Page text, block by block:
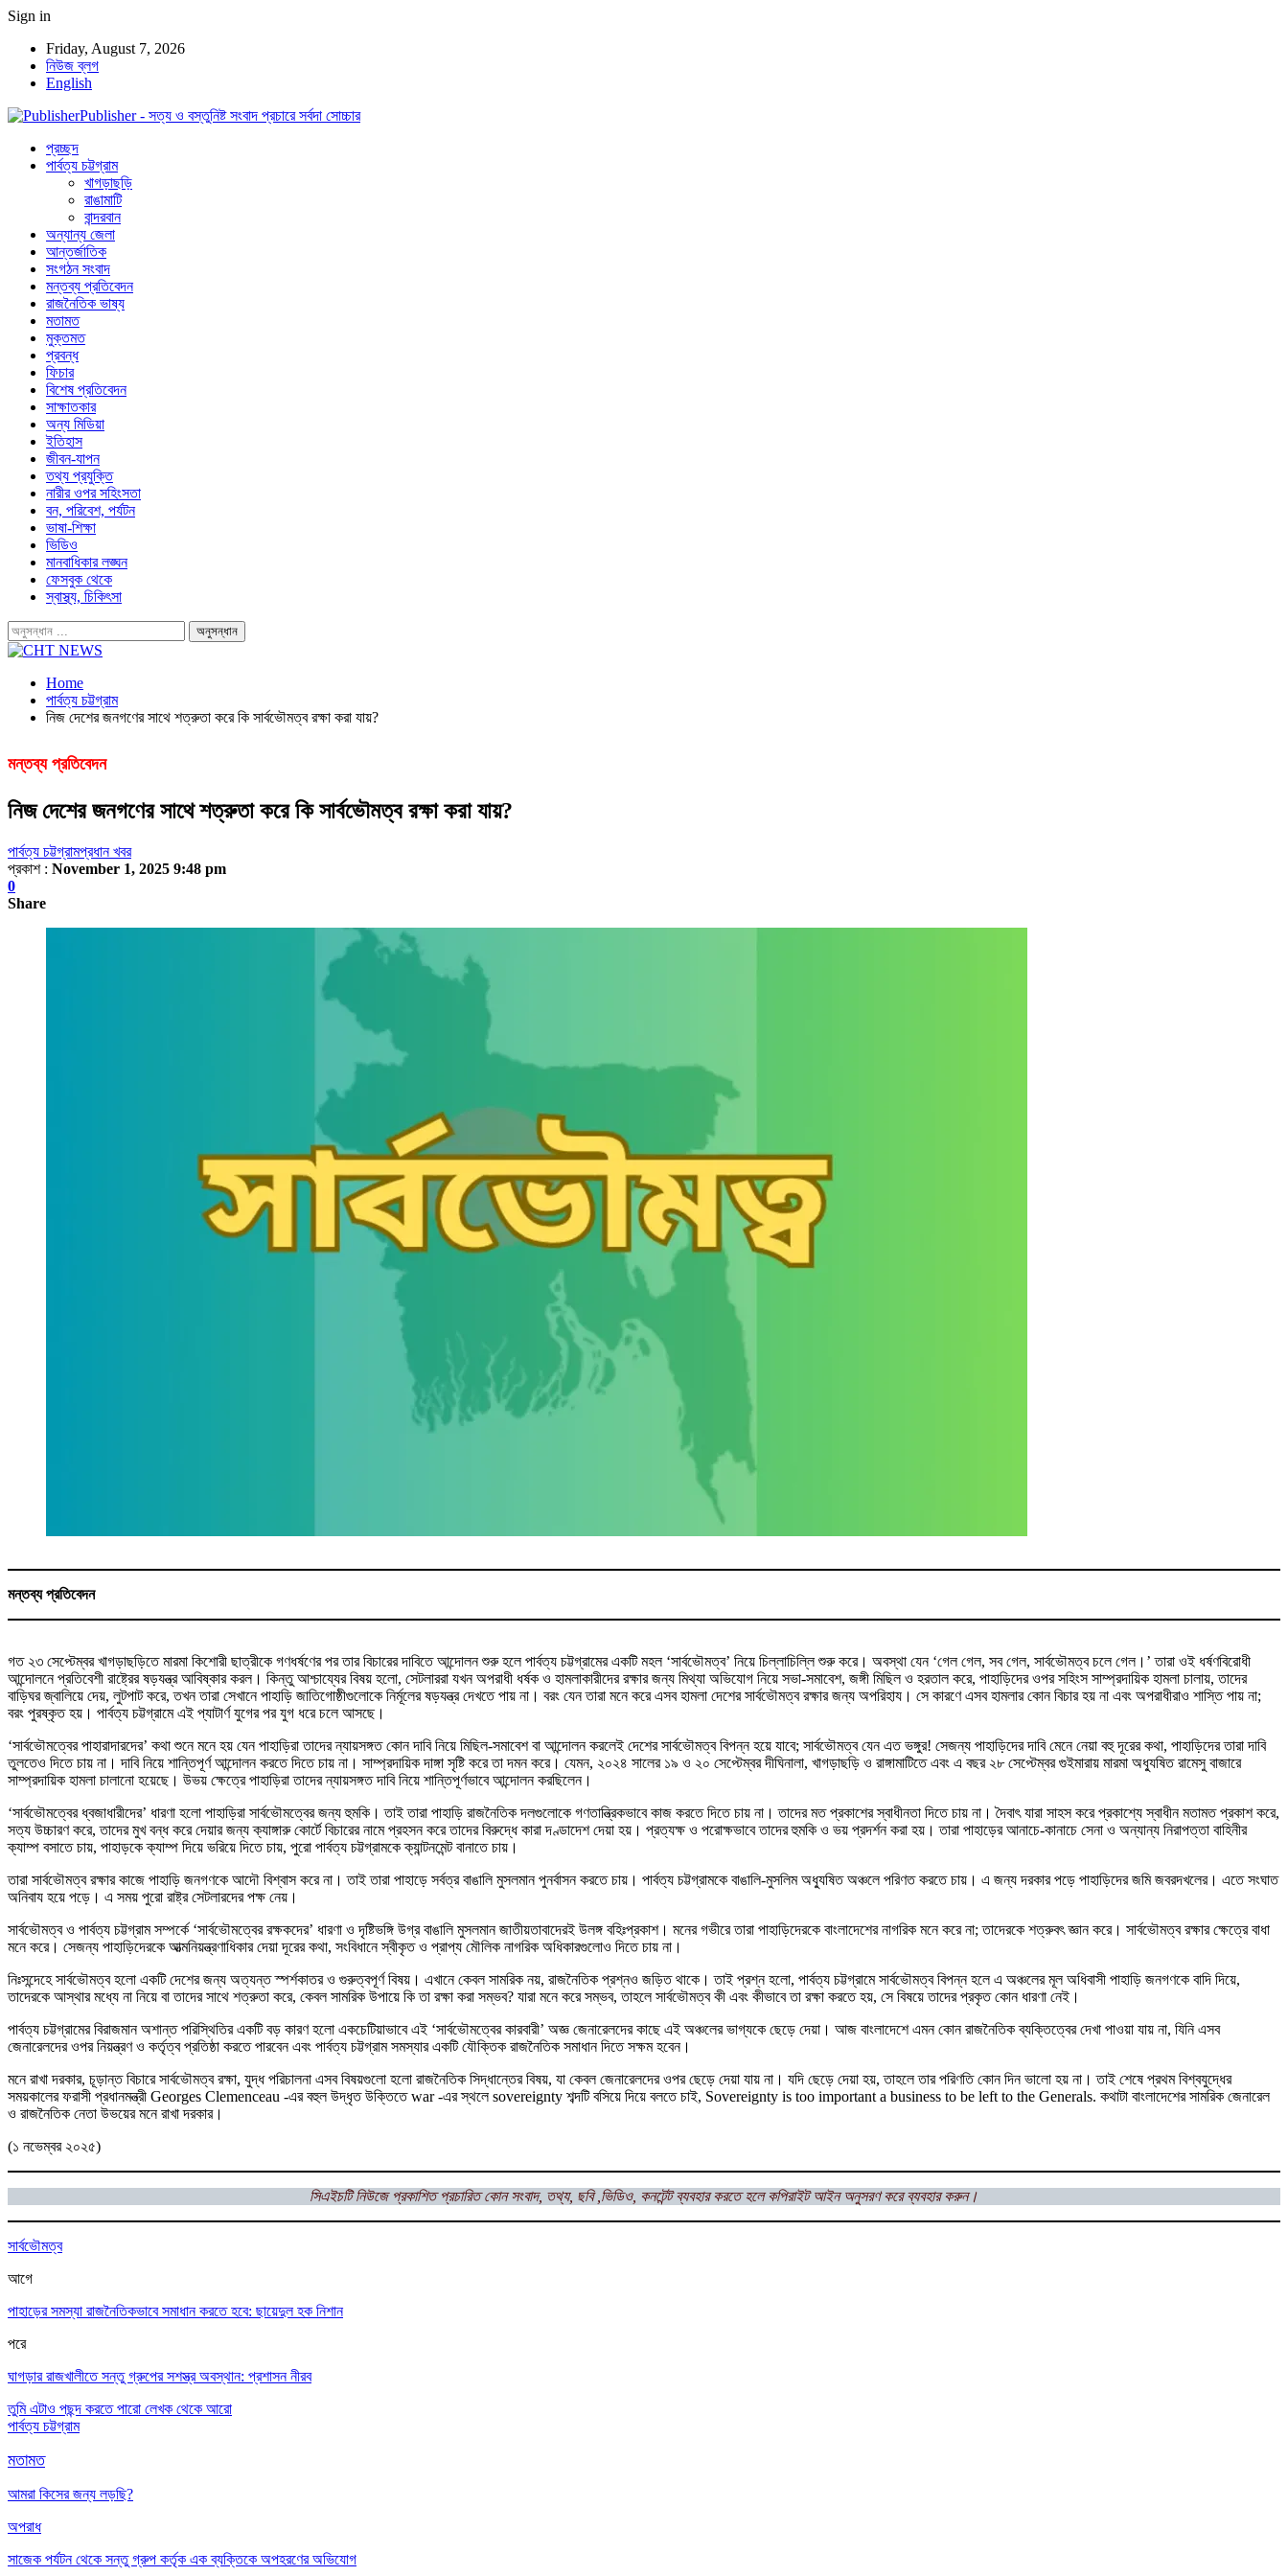
Sign in
Friday, August 7, 2026
নিউজ ব্লগ
English
Publisher - সত্য ও বস্তুনিষ্ট সংবাদ প্রচারে সর্বদা সোচ্চার
প্রচ্ছদ
পার্বত্য চট্টগ্রাম
খাগড়াছড়ি
রাঙামাটি
বান্দরবান
অন্যান্য জেলা
আন্তর্জাতিক
সংগঠন সংবাদ
মন্তব্য প্রতিবেদন
রাজনৈতিক ভাষ্য
মতামত
মুক্তমত
প্রবন্ধ
ফিচার
বিশেষ প্রতিবেদন
সাক্ষাতকার
অন্য মিডিয়া
ইতিহাস
জীবন-যাপন
তথ্য প্রযুক্তি
নারীর ওপর সহিংসতা
বন, পরিবেশ, পর্যটন
ভাষা-শিক্ষা
ভিডিও
মানবাধিকার লঙ্ঘন
ফেসবুক থেকে
স্বাস্থ্য, চিকিৎসা
Home
পার্বত্য চট্টগ্রাম
নিজ দেশের জনগণের সাথে শত্রুতা করে কি সার্বভৌমত্ব রক্ষা করা যায়?
মন্তব্য প্রতিবেদন
নিজ দেশের জনগণের সাথে শত্রুতা করে কি সার্বভৌমত্ব রক্ষা করা যায়?
পার্বত্য চট্টগ্রামপ্রধান খবর
প্রকাশ : November 1, 2025 9:48 pm
0
Share
মন্তব্য প্রতিবেদন
গত ২৩ সেপ্টেম্বর খাগড়াছড়িতে মারমা কিশোরী ছাত্রীকে গণধর্ষণের পর তার বিচারের দাবিতে আন্দোলন শুরু হলে পার্বত্য চট্টগ্রামের একটি মহল ‘সার্বভৌমত্ব’ নিয়ে চিল্লাচিল্লি শুরু করে। অবস্থা যেন ‘গেল গেল, সব গেল, সার্বভৌমত্ব চলে গেল।’ তারা ওই ধর্ষণবিরোধী
আন্দোলনে প্রতিবেশী রাষ্ট্রের ষড়যন্ত্র আবিষ্কার করল। কিন্তু আশ্চায্যের বিষয় হলো, সেটলাররা যখন অপরাধী ধর্ষক ও হামলাকারীদের রক্ষার জন্য মিথ্যা অভিযোগ নিয়ে সভা-সমাবেশ, জঙ্গী মিছিল ও হরতাল করে, পাহাড়িদের ওপর সহিংস সাম্প্রদায়িক হামলা চালায়, তাদের
বাড়িঘর জ্বালিয়ে দেয়, লুটপাট করে, তখন তারা সেখানে পাহাড়ি জাতিগোষ্ঠীগুলোকে নির্মূলের ষড়যন্ত্র দেখতে পায় না। বরং যেন তারা মনে করে এসব হামলা দেশের সার্বভৌমত্ব রক্ষার জন্য অপরিহায। সে কারণে এসব হামলার কোন বিচার হয় না এবং অপরাধীরাও শাস্তি পায় না;
বরং পুরষ্কৃত হয়। পার্বত্য চট্টগ্রামে এই প্যাটার্ণ যুগের পর যুগ ধরে চলে আসছে।
‘সার্বভৌমত্বের পাহারাদারদের’ কথা শুনে মনে হয় যেন পাহাড়িরা তাদের ন্যায়সঙ্গত কোন দাবি নিয়ে মিছিল-সমাবেশ বা আন্দোলন করলেই দেশের সার্বভৌমত্ব বিপন্ন হয়ে যাবে; সার্বভৌমত্ব যেন এত ভঙ্গুর! সেজন্য পাহাড়িদের দাবি মেনে নেয়া বহু দূরের কথা, পাহাড়িদের তারা দাবি
তুলতেও দিতে চায় না। দাবি নিয়ে শান্তিপূর্ণ আন্দোলন করতে দিতে চায় না। সাম্প্রদায়িক দাঙ্গা সৃষ্টি করে তা দমন করে। যেমন, ২০২৪ সালের ১৯ ও ২০ সেপ্টেম্বর দীঘিনালা, খাগড়াছড়ি ও রাঙ্গামাটিতে এবং এ বছর ২৮ সেপ্টেম্বর গুইমারায় মারমা অধ্যুষিত রামেসু বাজারে
সাম্প্রদায়িক হামলা চালানো হয়েছে। উভয় ক্ষেত্রে পাহাড়িরা তাদের ন্যায়সঙ্গত দাবি নিয়ে শান্তিপূর্ণভাবে আন্দোলন করছিলেন।
‘সার্বভৌমত্বের ধ্বজাধারীদের’ ধারণা হলো পাহাড়িরা সার্বভৌমত্বের জন্য হুমকি। তাই তারা পাহাড়ি রাজনৈতিক দলগুলোকে গণতান্ত্রিকভাবে কাজ করতে দিতে চায় না। তাদের মত প্রকাশের স্বাধীনতা দিতে চায় না। দৈবাৎ যারা সাহস করে প্রকাশ্যে স্বাধীন মতামত প্রকাশ করে,
সত্য উচ্চারণ করে, তাদের মুখ বন্ধ করে দেয়ার জন্য ক্যাঙ্গারু কোর্টে বিচারের নামে প্রহসন করে তাদের বিরুদ্ধে কারা দণ্ডাদেশ দেয়া হয়। প্রত্যক্ষ ও পরোক্ষভাবে তাদের হুমকি ও ভয় প্রদর্শন করা হয়। তারা পাহাড়ের আনাচে-কানাচে সেনা ও অন্যান্য নিরাপত্তা বাহিনীর
ক্যাম্প বসাতে চায়, পাহাড়কে ক্যাম্প দিয়ে ভরিয়ে দিতে চায়, পুরো পার্বত্য চট্টগ্রামকে ক্যান্টনমেন্ট বানাতে চায়।
তারা সার্বভৌমত্ব রক্ষার কাজে পাহাড়ি জনগণকে আদৌ বিশ্বাস করে না। তাই তারা পাহাড়ে সর্বত্র বাঙালি মুসলমান পুনর্বাসন করতে চায়। পার্বত্য চট্টগ্রামকে বাঙালি-মুসলিম অধ্যুষিত অঞ্চলে পরিণত করতে চায়। এ জন্য দরকার পড়ে পাহাড়িদের জমি জবরদখলের। এতে সংঘাত
অনিবায হয়ে পড়ে। এ সময় পুরো রাষ্ট্র সেটলারদের পক্ষ নেয়।
সার্বভৌমত্ব ও পার্বত্য চট্টগ্রাম সম্পর্কে ‘সার্বভৌমত্বের রক্ষকদের’ ধারণা ও দৃষ্টিভঙ্গি উগ্র বাঙালি মুসলমান জাতীয়তাবাদেরই উলঙ্গ বহিঃপ্রকাশ। মনের গভীরে তারা পাহাড়িদেরকে বাংলাদেশের নাগরিক মনে করে না; তাদেরকে শত্রুবৎ জ্ঞান করে। সার্বভৌমত্ব রক্ষার ক্ষেত্রে বাধা
মনে করে। সেজন্য পাহাড়িদেরকে আত্মনিয়ন্ত্রণাধিকার দেয়া দূরের কথা, সংবিধানে স্বীকৃত ও প্রাপ্য মৌলিক নাগরিক অধিকারগুলোও দিতে চায় না।
নিঃসন্দেহে সার্বভৌমত্ব হলো একটি দেশের জন্য অত্যন্ত স্পর্শকাতর ও গুরুত্বপূর্ণ বিষয়। এখানে কেবল সামরিক নয়, রাজনৈতিক প্রশ্নও জড়িত থাকে। তাই প্রশ্ন হলো, পার্বত্য চট্টগ্রামে সার্বভৌমত্ব বিপন্ন হলে এ অঞ্চলের মূল অধিবাসী পাহাড়ি জনগণকে বাদি দিয়ে,
তাদেরকে আস্থার মধ্যে না নিয়ে বা তাদের সাথে শত্রুতা করে, কেবল সামরিক উপায়ে কি তা রক্ষা করা সম্ভব? যারা মনে করে সম্ভব, তাহলে সার্বভৌমত্ব কী এবং কীভাবে তা রক্ষা করতে হয়, সে বিষয়ে তাদের প্রকৃত কোন ধারণা নেই।
পার্বত্য চট্টগ্রামের বিরাজমান অশান্ত পরিস্থিতির একটি বড় কারণ হলো একচেটিয়াভাবে এই ‘সার্বভৌমত্বের কারবারী’ অজ্ঞ জেনারেলদের কাছে এই অঞ্চলের ভাগ্যকে ছেড়ে দেয়া। আজ বাংলাদেশে এমন কোন রাজনৈতিক ব্যক্তিত্বের দেখা পাওয়া যায় না, যিনি এসব
জেনারেলদের ওপর নিয়ন্ত্রণ ও কর্তৃত্ব প্রতিষ্ঠা করতে পারবেন এবং পার্বত্য চট্টগ্রাম সমস্যার একটি যৌক্তিক রাজনৈতিক সমাধান দিতে সক্ষম হবেন।
মনে রাখা দরকার, চূড়ান্ত বিচারে সার্বভৌমত্ব রক্ষা, যুদ্ধ পরিচালনা এসব বিষয়গুলো হলো রাজনৈতিক সিদ্ধান্তের বিষয়, যা কেবল জেনারেলদের ওপর ছেড়ে দেয়া যায় না। যদি ছেড়ে দেয়া হয়, তাহলে তার পরিণতি কোন দিন ভালো হয় না। তাই শেষে প্রথম বিশ্বযুদ্ধের
সময়কালের ফরাসী প্রধানমন্ত্রী Georges Clemenceau -এর বহুল উদ্ধৃত উক্তিতে war -এর স্থলে sovereignty শব্দটি বসিয়ে দিয়ে বলতে চাই, Sovereignty is too important a business to be left to the Generals. কথাটা বাংলাদেশের সামরিক জেনারেল
ও রাজনৈতিক নেতা উভয়ের মনে রাখা দরকার।
(১ নভেম্বর ২০২৫)
সিএইচটি নিউজে প্রকাশিত প্রচারিত কোন সংবাদ, তথ্য, ছবি ,ভিডিও, কনটেন্ট ব্যবহার করতে হলে কপিরাইট আইন অনুসরণ করে ব্যবহার করুন।
সার্বভৌমত্ব
আগে
পাহাড়ের সমস্যা রাজনৈতিকভাবে সমাধান করতে হবে: ছায়েদুল হক নিশান
পরে
ঘাগড়ার রাজখালীতে সন্তু গ্রুপের সশস্ত্র অবস্থান: প্রশাসন নীরব
তুমি এটাও পছন্দ করতে পারো লেখক থেকে আরো
পার্বত্য চট্টগ্রাম
মতামত
আমরা কিসের জন্য লড়ছি?
অপরাধ
সাজেক পর্যটন থেকে সন্তু গ্রুপ কর্তৃক এক ব্যক্তিকে অপহরণের অভিযোগ